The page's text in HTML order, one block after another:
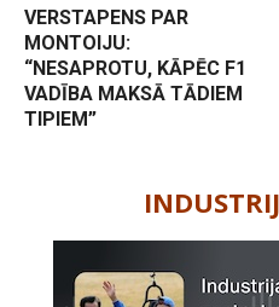
VERSTAPENS PAR
MONTOIJU:
“NESAPROTU, KĀPĒC F1
VADĪBA MAKSĀ TĀDIEM
TIPIEM”